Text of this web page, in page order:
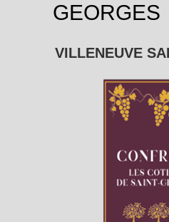
GEORGES
VILLENEUVE